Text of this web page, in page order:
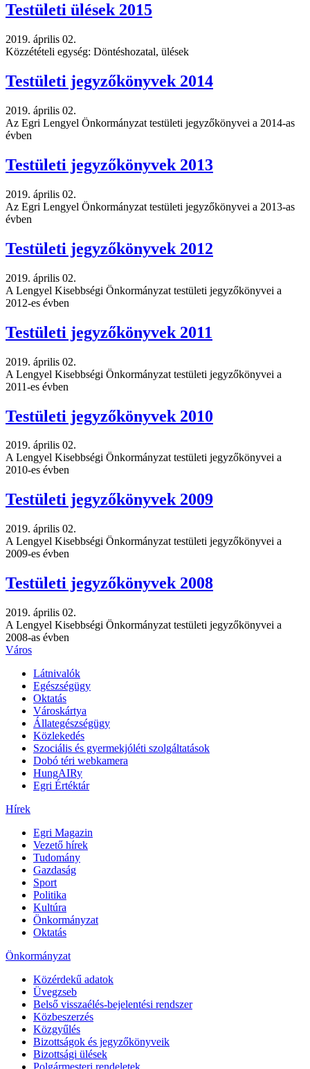
Testületi ülések 2015
2019. április 02.
Közzétételi egység: Döntéshozatal, ülések
Testületi jegyzőkönyvek 2014
2019. április 02.
Az Egri Lengyel Önkormányzat testületi jegyzőkönyvei a 2014-as
évben
Testületi jegyzőkönyvek 2013
2019. április 02.
Az Egri Lengyel Önkormányzat testületi jegyzőkönyvei a 2013-as
évben
Testületi jegyzőkönyvek 2012
2019. április 02.
A Lengyel Kisebbségi Önkormányzat testületi jegyzőkönyvei a
2012-es évben
Testületi jegyzőkönyvek 2011
2019. április 02.
A Lengyel Kisebbségi Önkormányzat testületi jegyzőkönyvei a
2011-es évben
Testületi jegyzőkönyvek 2010
2019. április 02.
A Lengyel Kisebbségi Önkormányzat testületi jegyzőkönyvei a
2010-es évben
Testületi jegyzőkönyvek 2009
2019. április 02.
A Lengyel Kisebbségi Önkormányzat testületi jegyzőkönyvei a
2009-es évben
Testületi jegyzőkönyvek 2008
2019. április 02.
A Lengyel Kisebbségi Önkormányzat testületi jegyzőkönyvei a
2008-as évben
Város
Látnivalók
Egészségügy
Oktatás
Városkártya
Állategészségügy
Közlekedés
Szociális és gyermekjóléti szolgáltatások
Dobó téri webkamera
HungAIRy
Egri Értéktár
Hírek
Egri Magazin
Vezető hírek
Tudomány
Gazdaság
Sport
Politika
Kultúra
Önkormányzat
Oktatás
Önkormányzat
Közérdekű adatok
Üvegzseb
Belső visszaélés-bejelentési rendszer
Közbeszerzés
Közgyűlés
Bizottságok és jegyzőkönyveik
Bizottsági ülések
Polgármesteri rendeletek